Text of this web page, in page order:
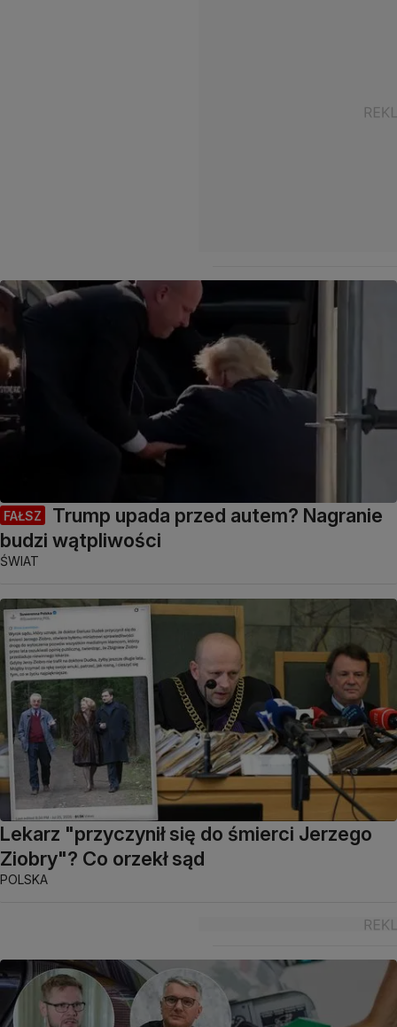
FAŁSZ
Trump upada przed autem? Nagranie
budzi wątpliwości
ŚWIAT
Lekarz "przyczynił się do śmierci Jerzego
Ziobry"? Co orzekł sąd
POLSKA